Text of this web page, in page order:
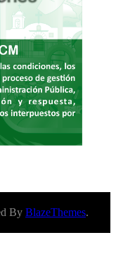
By BlazeThemes.